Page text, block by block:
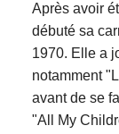
Après avoir
débuté sa
1970. Elle a
notamment
avant de se
"All My